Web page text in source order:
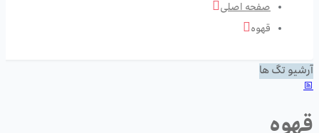
صفحه اصلی
قهوه
آرشیو تگ ها